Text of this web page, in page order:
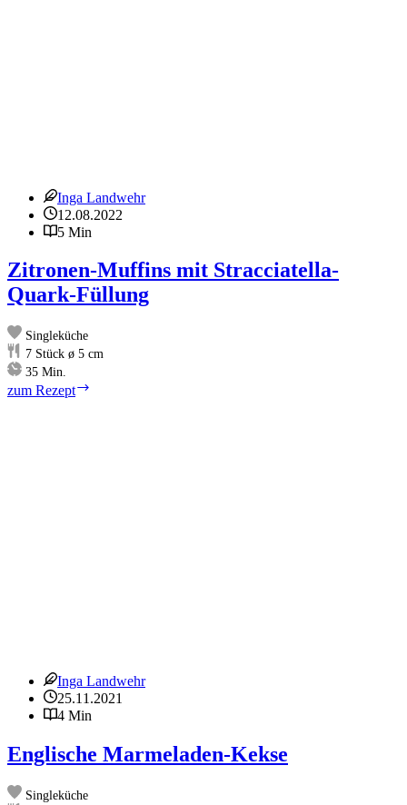
Inga Landwehr
12.08.2022
5 Min
Zitronen-Muffins mit Stracciatella-
Quark-Füllung
Singleküche
7 Stück ø 5 cm
35Minuten
Min.
zum Rezept
Inga Landwehr
25.11.2021
4 Min
Englische Marmeladen-Kekse
Singleküche